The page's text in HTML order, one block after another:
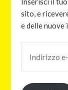
sito, e
e delle nuove